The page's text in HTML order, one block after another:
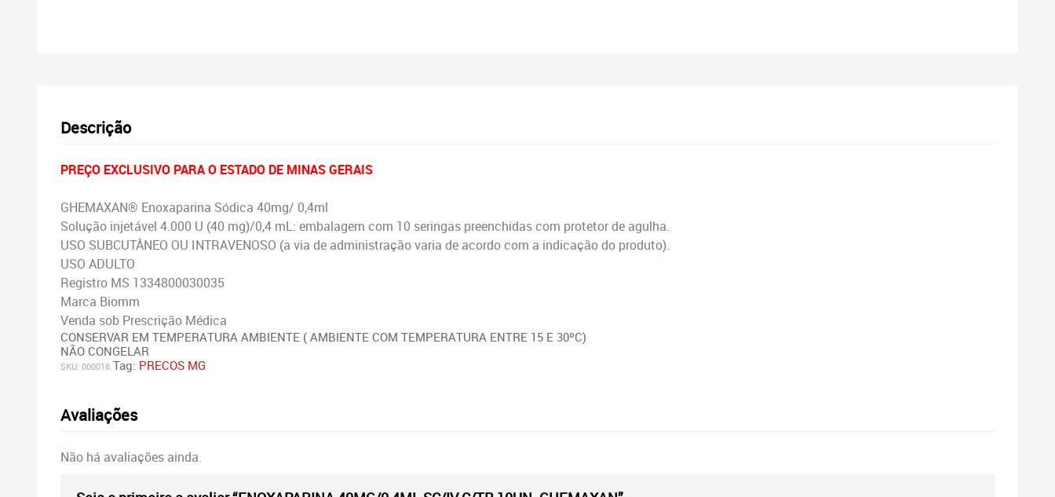
Descrição
PREÇO EXCLUSIVO PARA O ESTADO DE MINAS GERAIS
GHEMAXAN® Enoxaparina Sódica 40mg/ 0,4ml
Solução injetável 4.000 U (40 mg)/0,4 mL: embalagem com 10 seringas preenchidas com protetor de agulha.
USO SUBCUTÂNEO OU INTRAVENOSO (a via de administração varia de acordo com a indicação do produto).
USO ADULTO
Registro MS 1334800030035
Marca Biomm
Venda sob Prescrição Médica
CONSERVAR EM TEMPERATURA AMBIENTE ( AMBIENTE COM TEMPERATURA ENTRE 15 E 30ºC)
NÃO CONGELAR
SKU: 000018 Tag: PRECOS MG
Avaliações
Não há avaliações ainda.